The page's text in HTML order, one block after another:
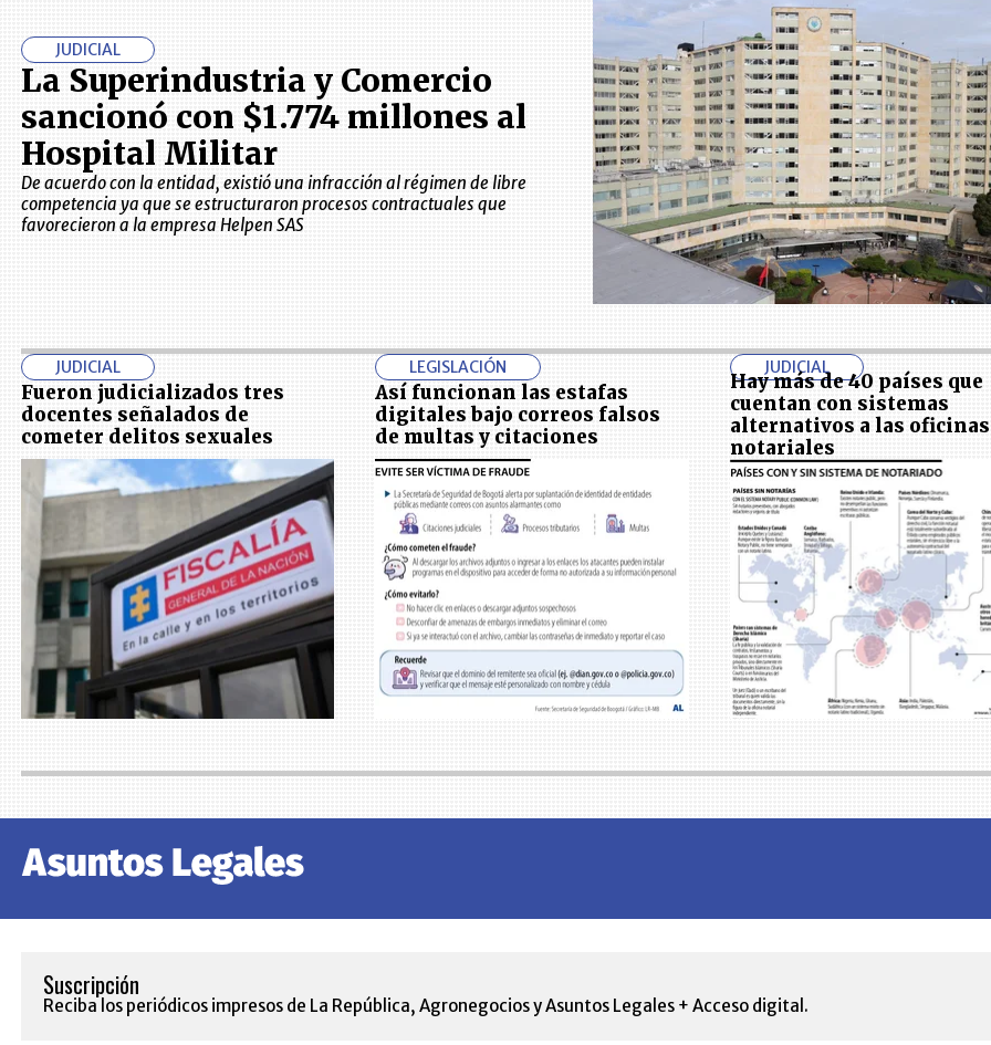
JUDICIAL
La Superindustria y Comercio
sancionó con $1.774 millones al
Hospital Militar
De acuerdo con la entidad, existió una infracción al régimen de libre
competencia ya que se estructuraron procesos contractuales que
favorecieron a la empresa Helpen SAS
JUDICIAL
Fueron judicializados tres
docentes señalados de
cometer delitos sexuales
LEGISLACIÓN
Así funcionan las estafas
digitales bajo correos falsos
de multas y citaciones
JUDICIAL
Hay más de 40 países que
cuentan con sistemas
alternativos a las oficinas
notariales
Suscripción
Reciba los periódicos impresos de La República, Agronegocios y Asuntos Legales + Acceso digital.